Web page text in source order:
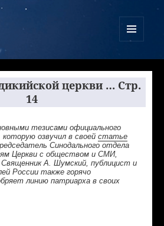
церкви … Стр.
14
тезисами официального
озвучил в своей статье
Синодального отдела
Церкви с обществом и СМИ,
А. Шумский, публицист и
России также горячо
линию патриарха в своих